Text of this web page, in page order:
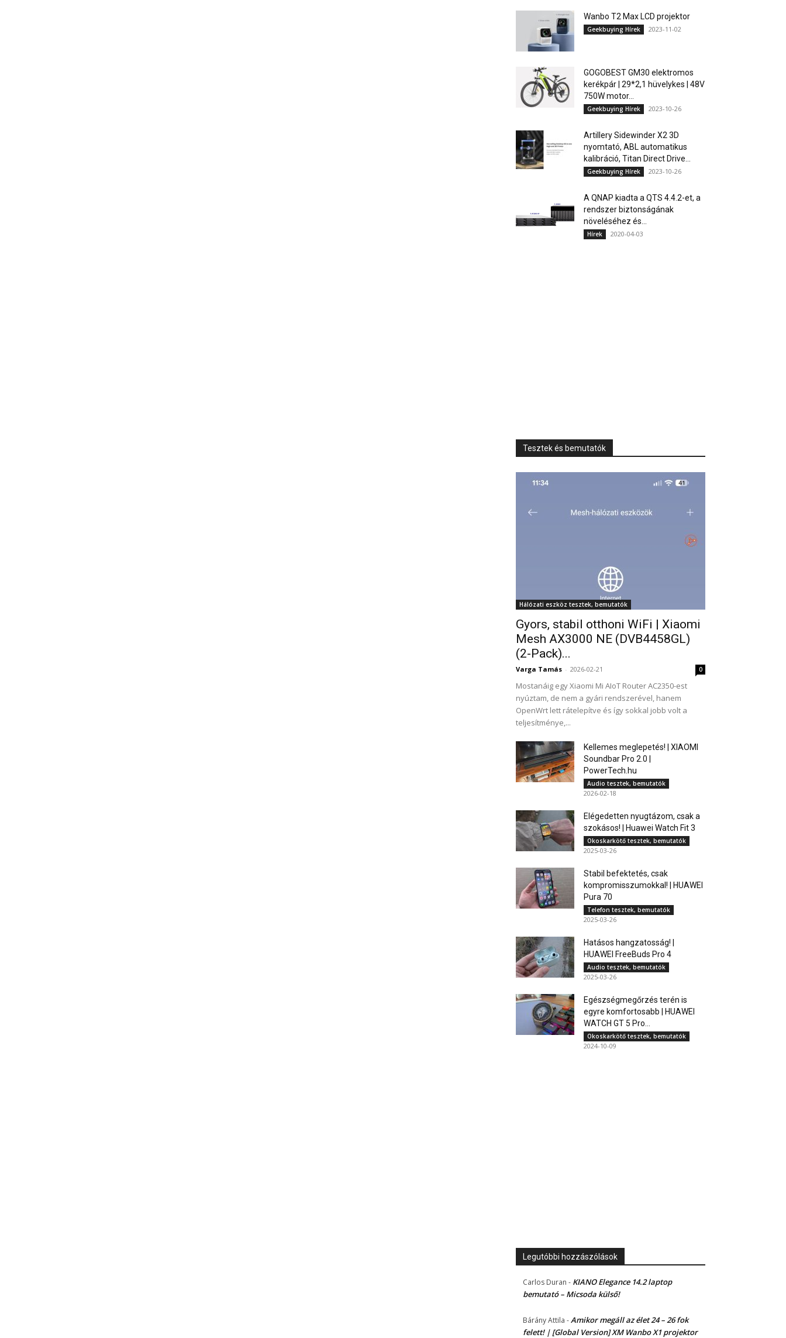
Wanbo T2 Max LCD projektor
Geekbuying Hírek 2023-11-02
GOGOBEST GM30 elektromos
kerékpár | 29*2,1 hüvelykes | 48V
750W motor...
Geekbuying Hírek 2023-10-26
Artillery Sidewinder X2 3D
nyomtató, ABL automatikus
kalibráció, Titan Direct Drive...
Geekbuying Hírek 2023-10-26
A QNAP kiadta a QTS 4.4.2-et, a
rendszer biztonságának
növeléséhez és...
Hírek 2020-04-03
Tesztek és bemutatók
Hálózati eszköz tesztek, bemutatók
Gyors, stabil otthoni WiFi | Xiaomi
Mesh AX3000 NE (DVB4458GL)
(2-Pack)...
Varga Tamás - 2026-02-21 0
Mostanáig egy Xiaomi Mi AIoT Router AC2350-est
nyúztam, de nem a gyári rendszerével, hanem
OpenWrt lett rátelepítve és így sokkal jobb volt a
teljesítménye,...
Kellemes meglepetés! | XIAOMI
Soundbar Pro 2.0 |
PowerTech.hu
Audio tesztek, bemutatók
2026-02-18
Elégedetten nyugtázom, csak a
szokásos! | Huawei Watch Fit 3
Okoskarkötő tesztek, bemutatók
2025-03-26
Stabil befektetés, csak
kompromisszumokkal! | HUAWEI
Pura 70
Telefon tesztek, bemutatók
2025-03-26
Hatásos hangzatosság! |
HUAWEI FreeBuds Pro 4
Audio tesztek, bemutatók
2025-03-26
Egészségmegőrzés terén is
egyre komfortosabb | HUAWEI
WATCH GT 5 Pro...
Okoskarkötő tesztek, bemutatók
2024-10-09
Legutóbbi hozzászólások
Carlos Duran - KIANO Elegance 14.2 laptop
bemutató – Micsoda külső!
Bárány Attila -Amikor megáll az élet 24 – 26 fok
felett! | [Global Version] XM Wanbo X1 projektor